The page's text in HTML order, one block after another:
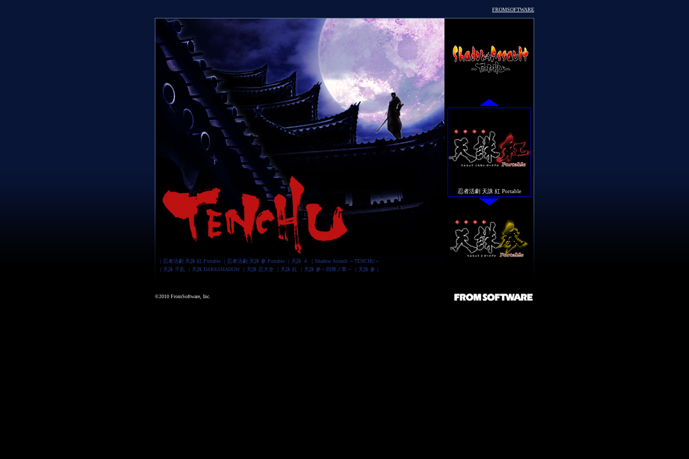
FROMSOFTWARE
｜ 忍者活劇 天誅 紅 Portable ｜ 忍者活劇 天誅 参 Portable ｜ 天誅 ４ ｜ Shadow Assault ～TENCHU～
｜ 天誅 千乱 ｜ 天誅 DARKSHADOW ｜ 天誅 忍大全 ｜ 天誅 紅 ｜ 天誅 参～回帰ノ章～ ｜ 天誅 参 ｜
忍者活劇 天誅 紅 Portable
©2010 FromSoftware, Inc.